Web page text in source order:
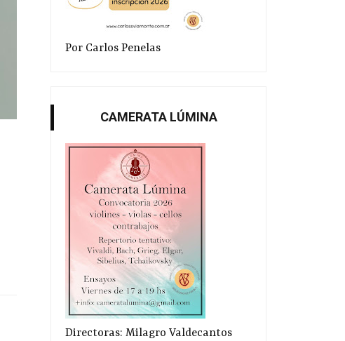
Por Carlos Penelas
CAMERATA LÚMINA
Directoras: Milagro Valdecantos